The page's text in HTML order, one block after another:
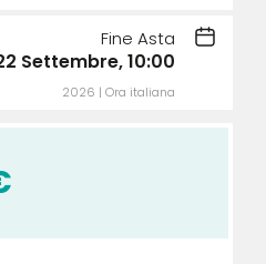
Fine Asta
Settembre, 10:00
2026 | Ora italiana